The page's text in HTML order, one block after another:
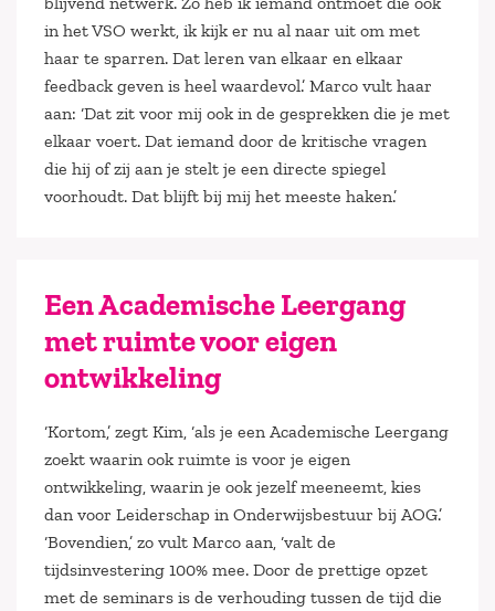
in het VSO werkt, ik kijk er nu al naar uit om met
haar te sparren. Dat leren van elkaar en elkaar
feedback geven is heel waardevol.’ Marco vult haar
aan: ‘Dat zit voor mij ook in de gesprekken die je met
elkaar voert. Dat iemand door de kritische vragen
die hij of zij aan je stelt je een directe spiegel
voorhoudt. Dat blijft bij mij het meeste haken.’
Een Academische Leergang
met ruimte voor eigen
ontwikkeling
‘Kortom,’ zegt Kim, ‘als je een Academische Leergang
zoekt waarin ook ruimte is voor je eigen
ontwikkeling, waarin je ook jezelf meeneemt, kies
dan voor Leiderschap in Onderwijsbestuur bij AOG.’
‘Bovendien,’ zo vult Marco aan, ‘valt de
tijdsinvestering 100% mee. Door de prettige opzet
met de seminars is de verhouding tussen de tijd die